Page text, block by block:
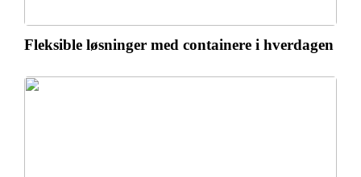
Fleksible løsninger med containere i hverdagen